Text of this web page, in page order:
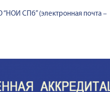
СПб” (электронная почта –